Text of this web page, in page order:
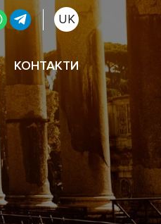
UK
КОНТАКТИ